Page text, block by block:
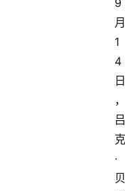
9
月
1
4
日
，
吕
克
·
贝